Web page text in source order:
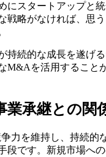
にスタートアップと
戦略がなければ、思
持続的な成長を遂げ
M&Aを活用すること
業承継との関
力を維持し、持続的
段です。新規市場へ